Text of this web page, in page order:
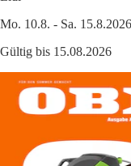
Mo. 10.8. - Sa. 15.8.2026
Gültig bis 15.08.2026